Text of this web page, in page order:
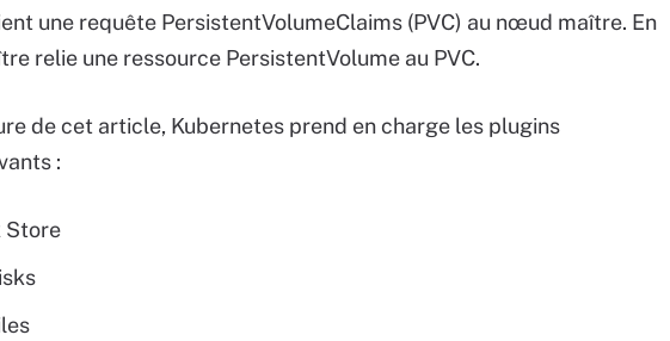
une requête PersistentVolumeClaims (PVC) au nœud maître. En
relie une ressource PersistentVolume au PVC.
de cet article, Kubernetes prend en charge les plugins
:
Store